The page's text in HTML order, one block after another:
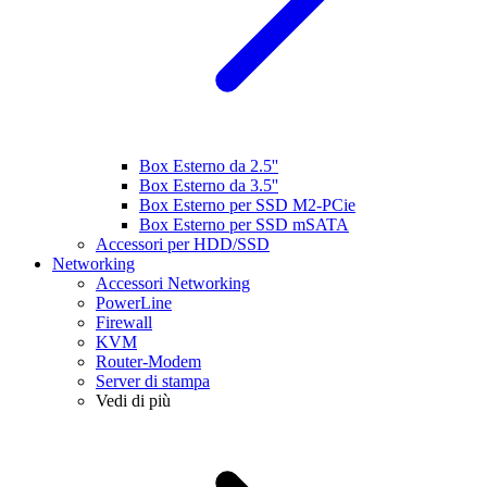
Box Esterno da 2.5''
Box Esterno da 3.5''
Box Esterno per SSD M2-PCie
Box Esterno per SSD mSATA
Accessori per HDD/SSD
Networking
Accessori Networking
PowerLine
Firewall
KVM
Router-Modem
Server di stampa
Vedi di più